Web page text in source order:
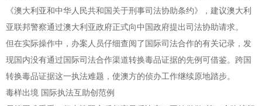
《澳大利亚和中华人民共和国关于刑事司法协助条约》，建议澳大利
亚联邦警察通过澳大利亚政府正式向中国政府提出司法协助请求。
但在实际操作中，办案人员仔细查阅了国际司法合作的有关记录，发
现国内没有通过国际司法合作渠道转换毒品证据的先例可借鉴。跨国
转换毒品证据这一执法难题，使澳方的侦办工作继续原地踏步。
毒样出境 国际执法互助创范例